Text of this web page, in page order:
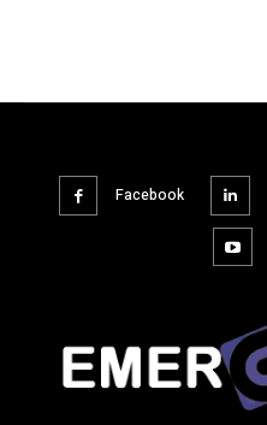
Facebook